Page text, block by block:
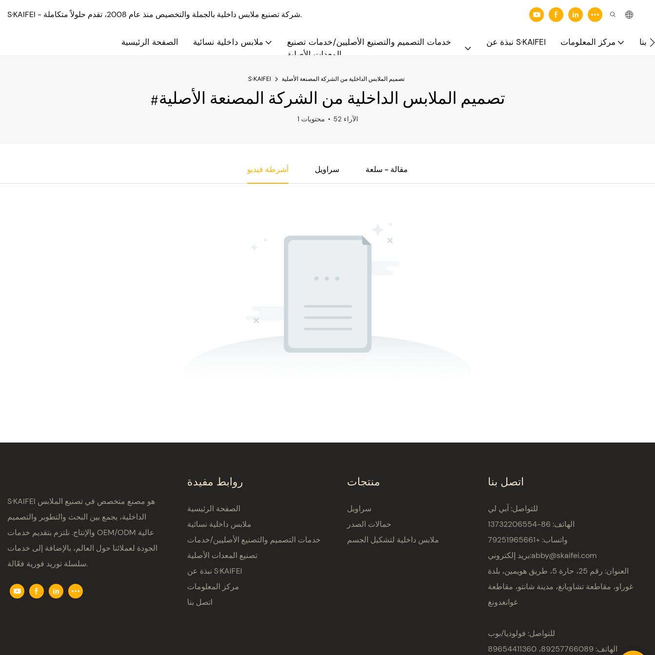
S·KAIFEI - شركة تصنيع ملابس داخلية بالجملة والتخصيص منذ عام 2008، تقدم حلولاً متكاملة.
الصفحة الرئيسية ملابس داخلية نسائية
خدمات التصميم والتصنيع الأصليين/خدمات تصنيع
المعدات الأصلية
نبذة عن S·KAIFEI مركز المعلومات بنا
S·KAIFEI تصميم الملابس الداخلية من الشركة المصنعة الأصلية
#تصميم الملابس الداخلية من الشركة المصنعة الأصلية
1 محتويات 52 الآراء
أشرطة فيديو سراويل مقالة - سلعة
S·KAIFEI هو مصنع متخصص في تصنيع الملابس
الداخلية، يجمع بين البحث والتطوير والتصميم
والإنتاج. نلتزم بتقديم خدمات OEM/ODM عالية
الجودة لعملائنا حول العالم، بالإضافة إلى خدمات
سلسلة توريد فورية فعّالة.
روابط مفيدة
الصفحة الرئيسية
ملابس داخلية نسائية
خدمات التصميم والتصنيع الأصليين/خدمات
تصنيع المعدات الأصلية
نبذة عن S·KAIFEI
مركز المعلومات
اتصل بنا
منتجات
سراويل
حمالات الصدر
ملابس داخلية لتشكيل الجسم
اتصل بنا
للتواصل: آبي لي
الهاتف: 86-13732206554
واتساب: +79251965661
بريد إلكتروني:abby@skaifei.com
العنوان:
رقم 25، حارة 5، طريق هويمين، بلدة
غوراو، مقاطعة تشاويانغ، مدينة شانتو، مقاطعة
غوانغدونغ
للتواصل: فولوديا/بوب
الهاتف: 89257766089، 89654411360